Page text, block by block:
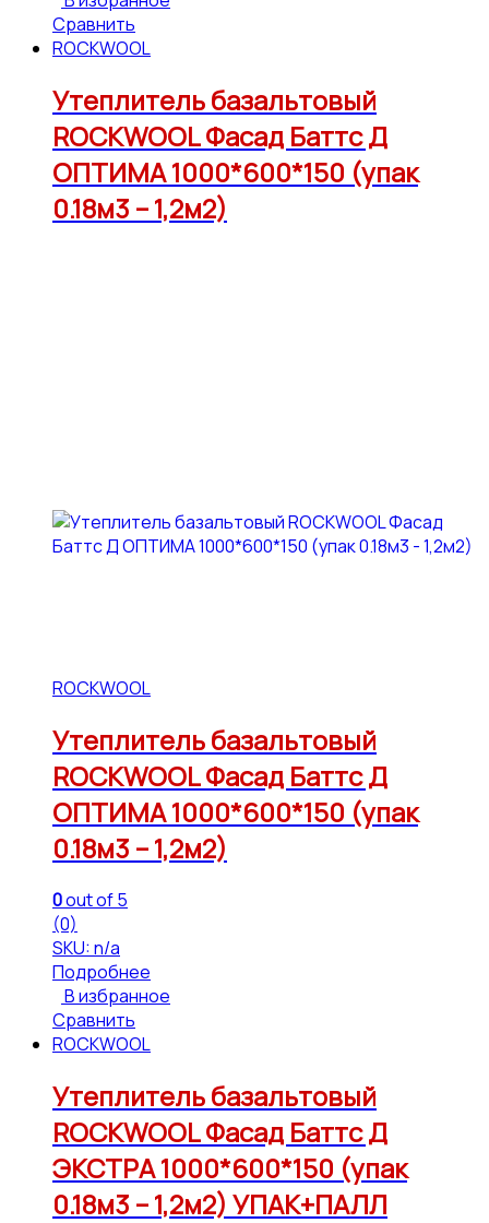
Сравнить
ROCKWOOL
Утеплитель базальтовый
ROCKWOOL Фасад Баттс Д
ОПТИМА 1000*600*150 (упак
0.18м3 – 1,2м2)
ROCKWOOL
Утеплитель базальтовый
ROCKWOOL Фасад Баттс Д
ОПТИМА 1000*600*150 (упак
0.18м3 – 1,2м2)
0out of 5
(0)
SKU: n/a
Подробнее
В избранное
Сравнить
ROCKWOOL
Утеплитель базальтовый
ROCKWOOL Фасад Баттс Д
ЭКСТРА 1000*600*150 (упак
0.18м3 – 1,2м2) УПАК+ПАЛЛ